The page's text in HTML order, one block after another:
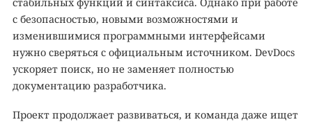
стабильных функций и синтаксиса. Однако при работе
с безопасностью, новыми возможностями и
изменившимися программными интерфейсами
нужно сверяться с официальным источником. DevDocs
ускоряет поиск, но не заменяет полностью
документацию разработчика.
Проект продолжает развиваться, и команда даже ищет